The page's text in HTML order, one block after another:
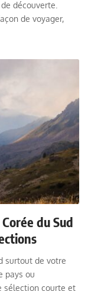
découverte.
de voyager,
du Sud
surtout de votre
pays ou
sélection courte et